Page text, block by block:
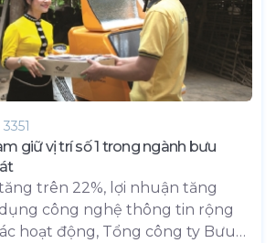
3351
giữ vị trí số 1 trong ngành bưu
trên 22%, lợi nhuận tăng
công nghệ thông tin rộng
hoạt động, Tổng công ty Bưu